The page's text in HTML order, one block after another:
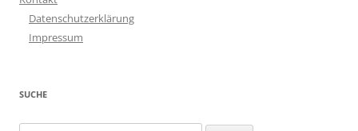
Datenschutzerklärung
Impressum
SUCHE